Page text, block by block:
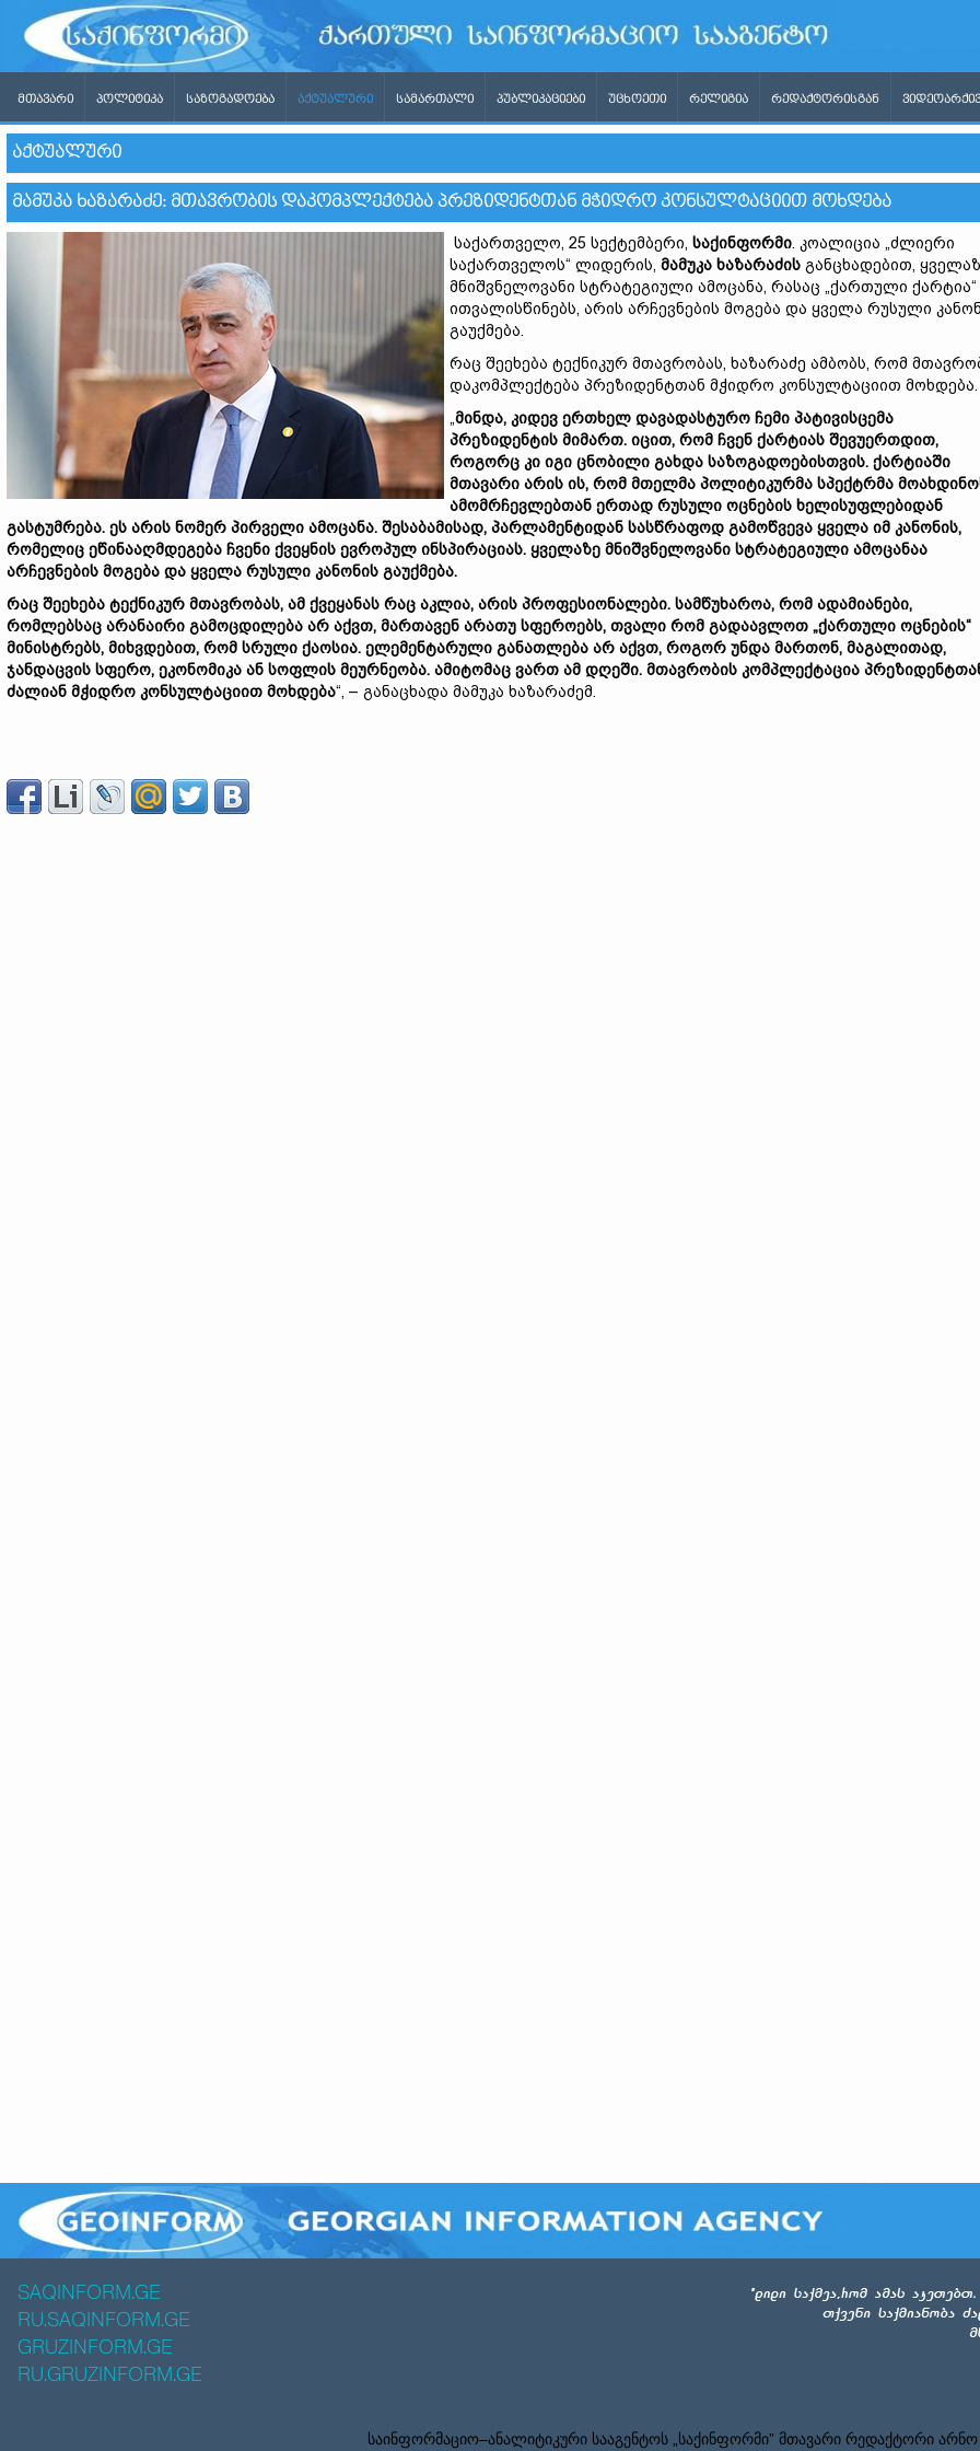
ᲛᲗᲐᲕᲐᲠᲘ ᲞᲝᲚᲘᲢᲘᲙᲐ ᲡᲐᲖᲝᲒᲐᲓᲝᲔᲑᲐ ᲐᲥᲢᲣᲐᲚᲣᲠᲘ ᲡᲐᲛᲐᲠᲗᲐᲚᲘ ᲞᲣᲑᲚᲘᲙᲐᲪᲘᲔᲑᲘ ᲣᲪᲮᲝᲔᲗᲘ ᲠᲔᲚᲘᲒᲘᲐ ᲠᲔᲓᲐᲥᲢᲝᲠᲘᲡᲒᲐᲜ
ᲐᲥᲢᲣᲐᲚᲣᲠᲘ
ᲛᲐᲛᲣᲙᲐ ᲮᲐᲖᲐᲠᲐᲫᲔ: ᲛᲗᲐᲕᲠᲝᲑᲘᲡ ᲓᲐᲙᲝᲛᲞᲚᲔᲥᲢᲔᲑᲐ ᲞᲠᲔᲖᲘᲓᲔᲜᲢᲗᲐᲜ ᲛᲭᲘᲓᲠᲝ ᲙᲝᲜᲡᲣᲚᲢᲐᲪᲘᲘᲗ ᲛᲝᲮᲓᲔᲑᲐ
საქართველო, 25 სექტემბერი, საქინფორმი. კოალიცია „ძლიერი
საქართველოს“ ლიდერის, მამუკა ხაზარაძის განცხადებით,
მნიშვნელოვანი სტრატეგიული ამოცანა, რასაც „ქართული ქარტია“
ითვალისწინებს, არის არჩევნების მოგება და ყველა რუსული
გაუქმება.
რაც შეეხება ტექნიკურ მთავრობას, ხაზარაძე ამბობს, რომ
დაკომპლექტება პრეზიდენტთან მჭიდრო კონსულტაციით მოხდება.
„მინდა, კიდევ ერთხელ დავადასტურო ჩემი პატივისცემა
პრეზიდენტის მიმართ. იცით, რომ ჩვენ ქარტიას შევუერთდით,
როგორც კი იგი ცნობილი გახდა საზოგადოებისთვის. ქარტიაში
მთავარი არის ის, რომ მთელმა პოლიტიკურმა სპექტრმა
ამომრჩევლებთან ერთად რუსული ოცნების ხელისუფლებიდან
გასტუმრება. ეს არის ნომერ პირველი ამოცანა. შესაბამისად, პარლამენტიდან სასწრაფოდ გამოწვევა ყველა იმ კანონის,
რომელიც ეწინააღმდეგება ჩვენი ქვეყნის ევროპულ ინსპირაციას. ყველაზე მნიშვნელოვანი სტრატეგიული ამოცანაა
არჩევნების მოგება და ყველა რუსული კანონის გაუქმება.
რაც შეეხება ტექნიკურ მთავრობას, ამ ქვეყანას რაც აკლია, არის პროფესიონალები. სამწუხაროა, რომ ადამიანები,
რომლებსაც არანაირი გამოცდილება არ აქვთ, მართავენ არათუ სფეროებს, თვალი რომ გადაავლოთ „ქართული ოცნების“
მინისტრებს, მიხვდებით, რომ სრული ქაოსია. ელემენტარული განათლება არ აქვთ, როგორ უნდა მართონ, მაგალითად,
ჯანდაცვის სფერო, ეკონომიკა ან სოფლის მეურნეობა. ამიტომაც ვართ ამ დღეში. მთავრობის კომპლექტაცია
ძალიან მჭიდრო კონსულტაციით მოხდება“, – განაცხადა მამუკა ხაზარაძემ.
SAQINFORM.GE
RU.SAQINFORM.GE
GRUZINFORM.GE
RU.GRUZINFORM.GE
საინფორმაციო–ანალიტიკური სააგენტოს „საქინფორმი” მთავარი რედაქტორი